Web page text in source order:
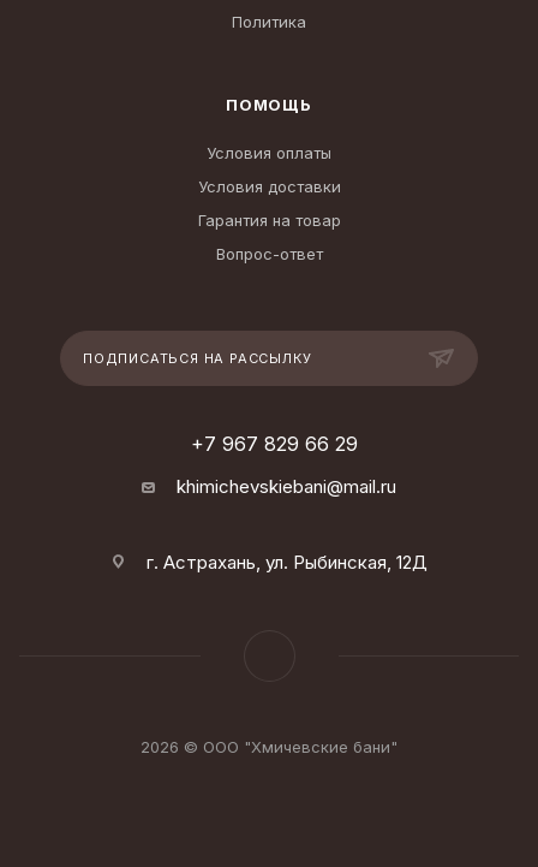
Политика
ПОМОЩЬ
Условия оплаты
Условия доставки
Гарантия на товар
Вопрос-ответ
ПОДПИСАТЬСЯ НА РАССЫЛКУ
+7 967 829 66 29
khimichevskiebani@mail.ru
г. Астрахань, ул. Рыбинская, 12Д
2026 © ООО "Хмичевские бани"